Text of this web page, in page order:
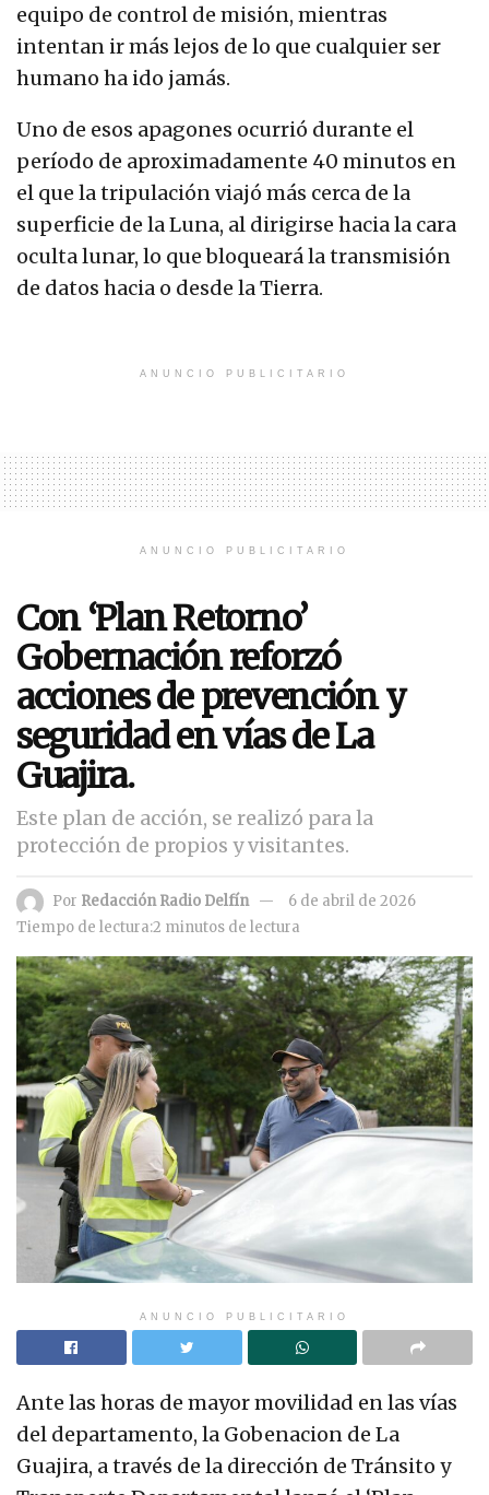
equipo de control de misión, mientras
intentan ir más lejos de lo que cualquier ser
humano ha ido jamás.
Uno de esos apagones ocurrió durante el
período de aproximadamente 40 minutos en
el que la tripulación viajó más cerca de la
superficie de la Luna, al dirigirse hacia la cara
oculta lunar, lo que bloqueará la transmisión
de datos hacia o desde la Tierra.
ANUNCIO PUBLICITARIO
ANUNCIO PUBLICITARIO
Con ‘Plan Retorno’
Gobernación reforzó
acciones de prevención y
seguridad en vías de La
Guajira.
Este plan de acción, se realizó para la
protección de propios y visitantes.
Por Redacción Radio Delfín
6 de abril de 2026
Tiempo de lectura:2 minutos de lectura
ANUNCIO PUBLICITARIO
Ante las horas de mayor movilidad en las vías
del departamento, la Gobenacion de La
Guajira, a través de la dirección de Tránsito y